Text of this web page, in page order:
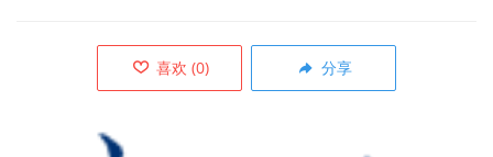
喜欢 (0) 分享